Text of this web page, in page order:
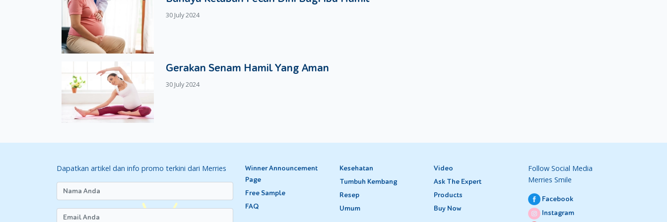
30 July 2024
Gerakan Senam Hamil Yang Aman
30 July 2024
Dapatkan artikel dan info promo terkini dari Merries
Winner Announcement
Page
Free Sample
FAQ
Kesehatan
Tumbuh Kembang
Resep
Umum
Video
Ask The Expert
Products
Buy Now
Follow Social Media
Merries Smile
Facebook
Instagram